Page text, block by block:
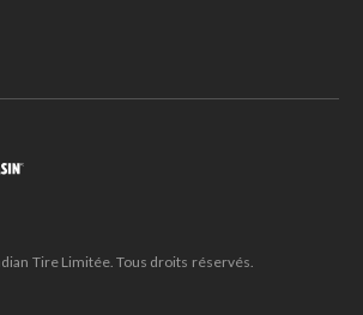
Tire Limitée. Tous droits réservés.